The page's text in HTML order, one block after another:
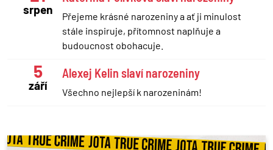
srpen
Přejeme krásné narozeniny a ať ji minulost
stále inspiruje, přítomnost naplňuje a
budoucnost obohacuje.
5
září
Alexej Kelin slaví narozeniny
Všechno nejlepší k narozeninám!